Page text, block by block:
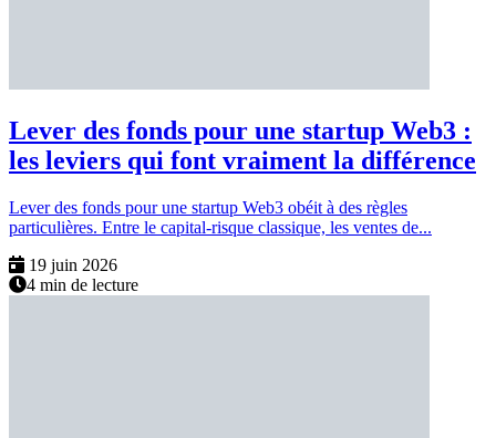
Lever des fonds pour une startup Web3 :
les leviers qui font vraiment la différence
Lever des fonds pour une startup Web3 obéit à des règles
particulières. Entre le capital-risque classique, les ventes de...
19 juin 2026
4 min de lecture